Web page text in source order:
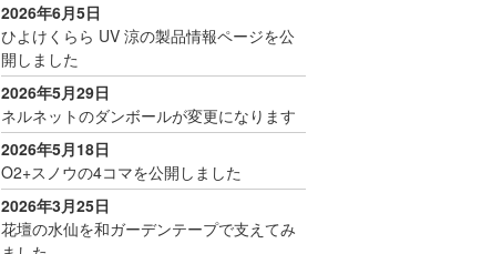
2026年6月5日
ひよけくらら UV 涼の製品情報ページを公
開しました
2026年5月29日
ネルネットのダンボールが変更になります
2026年5月18日
O2+スノウの4コマを公開しました
2026年3月25日
花壇の水仙を和ガーデンテープで支えてみ